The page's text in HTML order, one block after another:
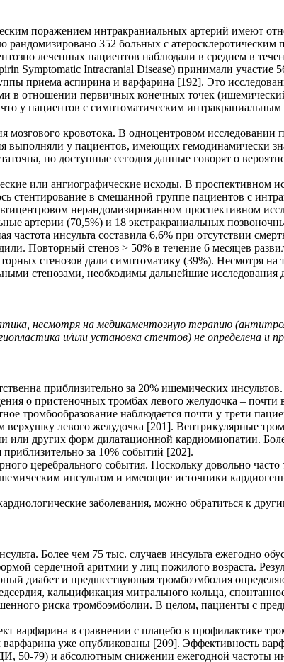
поражением интракраниальных артерий имеют
352 больных с атеросклеротическим
леченных пациентов наблюдали в среднем в
Symptomatic Intracranial Disease) принимали участие
приема аспирина и варфарина [192]. Это
в отношении первичных конечных точек
у пациентов с симптоматическим
кровотока. В одноцентровом исследовании
выполняли у пациентов, имеющих гемодинамически
но доступные сегодня данные говорят о
или ангиографические исходы. В проспективном
стентирование в смешанной группе пациентов с
нерандомизированном проспективном
артерии (70,5%) и 18 экстракраниальных
инсульта составила 6,6% при отсутствии
Повторный стеноз > 50% в течение 6 месяцев
стенозов дали симптоматику (39%). Несмотря на
стенозами, необходимы дальнейшие исследования
несмотря на медикаментозную терапию
и/или установка стентов) не определена и
приблизительно за 20% ишемических
о пристеночных тромбах левого желудочка – почти
тромбообразование наблюдается почти у трети
левого желудочка [201]. Вентрикулярные
или других форм дилатационной кардиомиопатии.
приблизительно за 10% событий [202].
церебрального события. Поскольку довольно часто
инсультом и имеющие источники
заболевания, можно обратиться к
Более чем 75 тыс. случаев инсульта ежегодно
сердечной аритмии у лиц пожилого возраста.
диабет и предшествующая тромбоэмболия
кальцификация митрального кольца,
риска тромбоэмболии. В целом, пациенты с
варфарина в сравнении с плацебо в профилактике
уже опубликованы [209]. Эффективность
50-79) и абсолютным снижении ежегодной частоты